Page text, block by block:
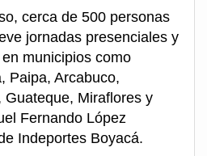
cerca de 500 personas
jornadas presenciales y
municipios como
Paipa, Arcabuco,
Guateque, Miraflores y
Fernando López
Indeportes Boyacá.